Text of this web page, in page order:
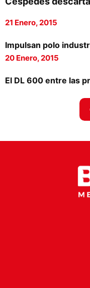
Columnas de
21 Enero, 2015
Impulsan polo
20 Enero, 2015
El DL 600 entre las